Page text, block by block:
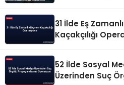
31 İlde Eş
Kaçakçılığı
52 İlde Sosyal
Üzerinden Suç